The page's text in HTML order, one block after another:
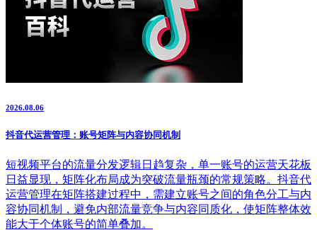
2026.08.06
抖音代运营管理：账号矩阵与内容协同机制
短视频平台的流量分发逻辑日趋复杂，单一账号的运营天花板
日益显现，矩阵化布局成为突破流量瓶颈的常规策略。抖音代
运营管理在矩阵搭建过程中，需建立账号之间的角色分工与内
容协同机制，避免内部流量竞争与内容同质化，使矩阵整体效
能大于个体账号的简单叠加。